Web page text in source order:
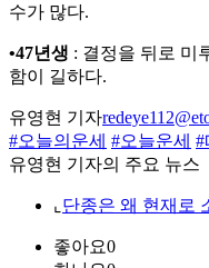
수가 많다.
•47년생 : 결정을 뒤로 미
함이 길하다.
유영현 기자
#오늘의운세 #오늘운세 #
유영현 기자의 주요 뉴스
⌞ 단종은 왜 현재로
좋아요0